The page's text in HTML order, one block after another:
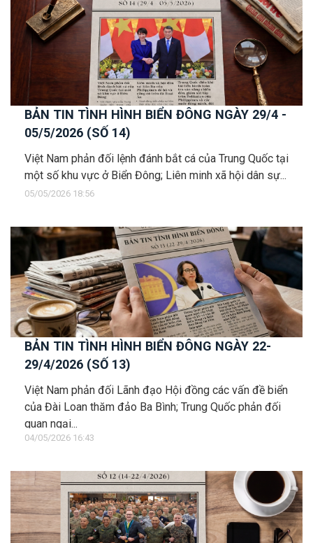
BẢN TIN TÌNH HÌNH BIỂN ĐÔNG NGÀY 29/4 -
05/5/2026 (SỐ 14)
Việt Nam phản đối lệnh đánh bắt cá của Trung Quốc tại
một số khu vực ở Biển Đông; Liên minh xã hội dân sự...
05/05/2026 18:56
BẢN TIN TÌNH HÌNH BIỂN ĐÔNG NGÀY 22-
29/4/2026 (SỐ 13)
Việt Nam phản đối Lãnh đạo Hội đồng các vấn đề biển
của Đài Loan thăm đảo Ba Bình; Trung Quốc phản đối
quan ngại...
04/05/2026 16:43